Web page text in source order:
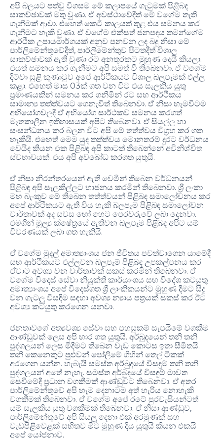
අපි බලයට පත්වු විගසම මේ කලාපයේ ගැටුමක් පිළිබද
සාකච්ඡාවක් මතු වුණා. ඒ අවස්ථාවේදීත් මේ වගේම තැති
ගැනීමක් ආවා. එහෙත් කෙටි කාලයත් තුළ එය සමනය කර
ගැනීමට හැකි වුණා. ඒ වගේම එක්සත් ජනපදය තමන්ගේම
ආර්ථික උපායමාර්ගයක් අනුව පනවන ලද බදු නිසා මේ
පාර්ලිමේන්තුවේදීත්, පාර්ලිමේන්තුව පිටතදීත් විශාල
සාකච්ඡාවක් ඇති වුණා රට අනතුරකට මුහුණ දෙයි කියලා.
එයත් සමනය කර ගැනීමට අපි සමත් වී තිබෙනවා. ඒ වගේම
දිට්වා සුළි කුණාටුව අපේ ආර්ථිකයට විශාල බලපෑමක් එල්ල
කළා. එහෙත් මාස 03ක් ගත වන විට එය සැලකිය යුතු
ප්‍රමාණයකින් සමනය කර ගනිමින් රට සහ ආර්ථිකය
සාමාන්‍ය තත්ත්වයට ගෙනැවිත් තිබෙනවා. ඒ නිසා හැමවිටම
අභියෝගවලදී ඒ අභියෝග සාර්ථකව සමනය කරගත්
මෑතකාලීන ඉතිහාසයක් අපිට තිබෙනවා. ඒ සියල්ල හා
සංසන්ධනය කර බලන විට අපි මේ තත්ත්වය විග්‍රහ කර ගත
හැකියි. එහෙත් මෙම යුද තත්ත්වය මොනතරම් දුරට වර්ධනය
වෙයිද කියන එක පිළිබඳ අපි කාටත් තිබෙන්නේ අවිනිශ්චිත
ස්වභාවයක්. එය අපි අවබෝධ කරගත යුතුයි.
ඒ නිසා නිරන්තරයෙන් ඇති වෙමින් තිබෙන වර්ධනයන්
පිළිබඳ අපි සැලකිල්ලට භාජනය කරමින් තිබෙනවා. ශ්‍රී ලංකා
මහ බැංකුව මේ තිබෙන තත්ත්වයන් පිළිබඳ සමාලෝචනය කර
අපේ ආර්ථිකයට ඇති විය හැකි බලපෑම පිළිබඳ සමාලෝචන
වාර්තාවක් අද සවස හෝ හෙට පෙරවරුවේ ලබා දෙනවා.
එමගින් මූල්‍ය ක්ෂේත්‍රයේ ඇතිවන බලපෑම පිළිබඳ අපිට යම්
විවරණයක් ලබා ගත හැකියි.
ඒ වගේම මුදල් අමාත්‍යාංශය ජන ජීවිතය පවත්වාගෙන යාමේදී
සහ ආර්ථිකයට එල්ලවන බලපෑම් පිළිබඳ උපකල්පනය කර
ඒවාට අවශ්‍ය වන වාර්තාවක් සකස් කරමින් තිබෙනවා. ඒ
වගේම විදෙස් සේවා නියුක්ති කාර්යාංශය සහ විදේශ කටයුතු
අමාත්‍යාංශය අපේ විදෙස්ගත ශ්‍රී ලාංකිකයන්ට මුහුණ දීමට සිදු
වන ගැටලු විසඳීම සඳහා අවශ්‍ය න්‍යාය පත්‍රයක් සකස් කර ඊට
අවශ්‍ය කටයුතු කරගෙන යනවා.
ජනතාවගේ අත්‍යවශ්‍ය සේවා සහ පහසුකම් සැපයීමේ වගකීම
ආණ්ඩුවක් ලෙස අපි භාර ගත යුතුයි. අර්බුදයෙන් තනි තනි
පුද්ගලයන් ලෙස මිදීමට තිබෙන වැඩ කොටස ඉතා සීමිතයි.
තනි කෙනෙකුට පුළුවන් පෝලිමේ ගිහින් තෙල් ටිකක්
අරගෙන යන්න. හැබැයි සමස්ත අර්බුදයේ විසඳුම් තනි තනි
පුද්ගලයන් අතේ නැහැ. සමස්ත අර්බුදයේ විසඳුම් මාවත
සෙවීමේදී ප්‍රධාන වගකීමක් ආණ්ඩුවට තිබෙනවා. ඒ අතර
පාර්ලිමේන්තුවේ අපි හැම දෙනාටම අත් හැරිය නොහැකි
වගකීමක් තිබෙනවා. ඒ වගේම අපේ රටේ පුරවැසියන්ටත්
යම් සැලකිය යුතු වගකීමක් තිබෙනවා. ඒ නිසා ආණ්ඩුව,
පාර්ලිමේන්තුවේ අපි සියලු දෙනා එක් අරමුණක් සහ
වැඩපිළිවෙළක් සහිතව මීට මුහුණ දිය යුතුයි කියන එකයි
අපේ යෝජනාව.